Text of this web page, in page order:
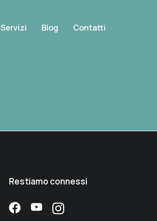
Servizi Blog Contatti
Restiamo connessi